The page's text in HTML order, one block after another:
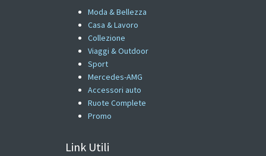
Moda & Bellezza
Casa & Lavoro
Collezione
Viaggi & Outdoor
Sport
Mercedes-AMG
Accessori auto
Ruote Complete
Promo
Link Utili